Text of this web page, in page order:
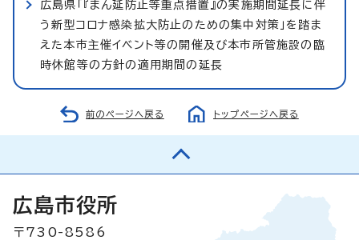
広島県「『まん延防止等重点措置』の実施期間延長に伴
う新型コロナ感染拡大防止のための集中対策」を踏ま
えた本市主催イベント等の開催及び本市所管施設の臨
時休館等の方針の適用期間の延長
前のページへ戻る トップページへ戻る
広島市役所
〒730-8586